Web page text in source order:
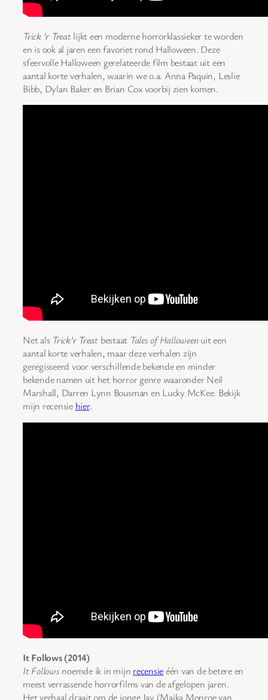
Trick ‘r Treatlijkt een moderne horrorklassieker te worden
en is ook al jaren een favoriet rond Halloween. Deze
sfeervolle Halloween gerelateerde film bestaat uit een
aantal korte verhalen, waarin we o.a. Anna Paquin, Leslie
Bibb, Dylan Baker en Brian Cox voorbij zien komen.
Net als Trick’r Treatbestaat Tales of Halloweenuit een
aantal korte verhalen, maar deze verhalen zijn
geregisseerd voor verschillende bekende en minder
bekende namen uit het horror genre waaronder Neil
Marshall, Darren Lynn Bousman en Lucky McKee. Bekijk
mijn recensie hier.
It Follows (2014)
It Follows noemde ik in mijn recensieéén van de betere en
meest verrassende horrorfilms van de afgelopen jaren.
Het verhaal draait om de jonge Jay (Maika Monroe van